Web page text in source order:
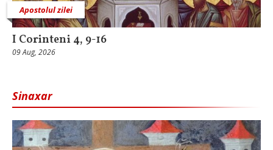
Apostolul zilei
I Corinteni 4, 9-16
09 Aug, 2026
Sinaxar